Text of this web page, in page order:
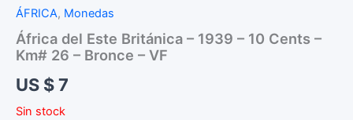
ÁFRICA, Monedas
África del Este Británica – 1939 – 10 Cents –
Km# 26 – Bronce – VF
US $7
Sin stock